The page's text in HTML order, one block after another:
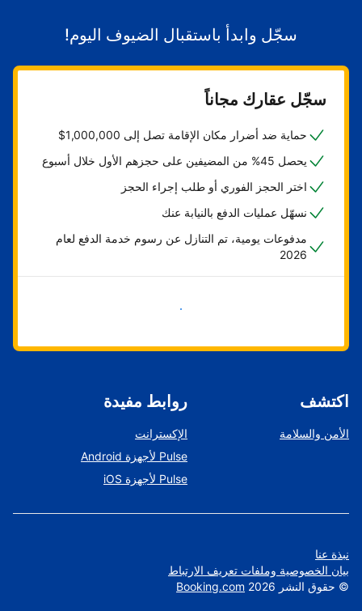
سجّل وابدأ باستقبال الضيوف اليوم!
سجّل عقارك مجاناً
حماية ضد أضرار مكان الإقامة تصل إلى 1,000,000$
يحصل 45% من المضيفين على حجزهم الأول خلال أسبوع
اختر الحجز الفوري أو طلب إجراء الحجز
نسهّل عمليات الدفع بالنيابة عنك
مدفوعات يومية، تم التنازل عن رسوم خدمة الدفع لعام
2026
ابدأ الآن
اكتشف
الأمن والسلامة
روابط مفيدة
الإكسترانت
Pulse لأجهزة Android
Pulse لأجهزة iOS
نبذة عنا
بيان الخصوصية وملفات تعريف الارتباط
© حقوق النشر Booking.com 2026